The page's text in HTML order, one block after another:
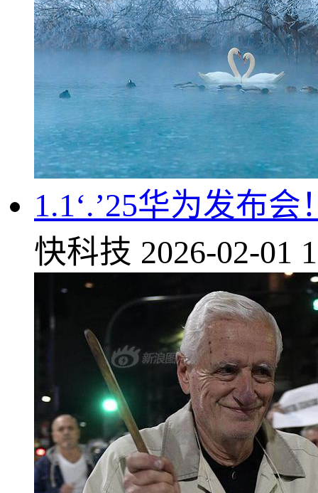
1.1‘.’25华为发布
快科技 2026-02-01